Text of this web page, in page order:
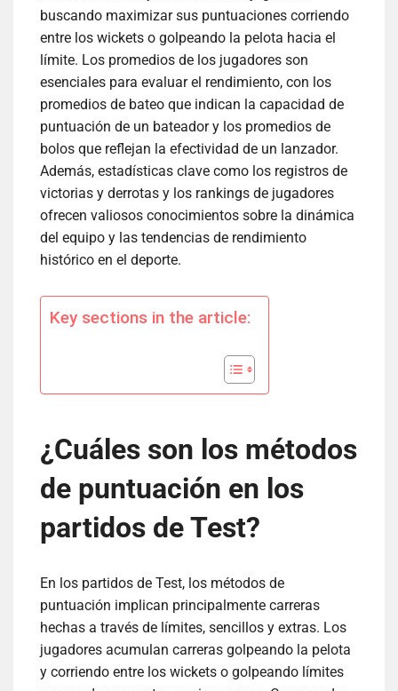
buscando maximizar sus puntuaciones corriendo
entre los wickets o golpeando la pelota hacia el
límite. Los promedios de los jugadores son
esenciales para evaluar el rendimiento, con los
promedios de bateo que indican la capacidad de
puntuación de un bateador y los promedios de
bolos que reflejan la efectividad de un lanzador.
Además, estadísticas clave como los registros de
victorias y derrotas y los rankings de jugadores
ofrecen valiosos conocimientos sobre la dinámica
del equipo y las tendencias de rendimiento
histórico en el deporte.
Key sections in the article:
¿Cuáles son los métodos
de puntuación en los
partidos de Test?
En los partidos de Test, los métodos de
puntuación implican principalmente carreras
hechas a través de límites, sencillos y extras. Los
jugadores acumulan carreras golpeando la pelota
y corriendo entre los wickets o golpeando límites